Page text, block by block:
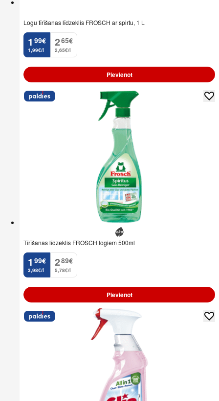
Logu tīrīšanas līdzeklis FROSCH ar spirtu, 1 L
1
. 99€
1,99€/l
2
. 65€
2,65€/l
Pievienot
Tīrīšanas līdzeklis FROSCH logiem 500ml
1
. 99€
3,98€/l
2
. 89€
5,78€/l
Pievienot